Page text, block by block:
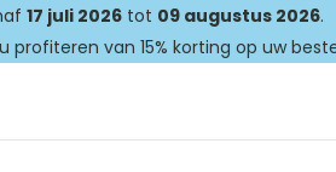
17 juli 2026tot 09 augustus 2026.
van 15% korting op uw